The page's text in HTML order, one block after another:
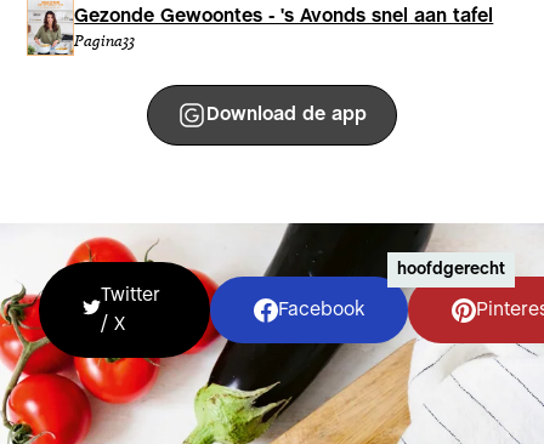
Gezonde Gewoontes - 's Avonds snel aan tafel
Pagina33
Download de app
Twitter
/ X
Facebook
hoofdgerecht